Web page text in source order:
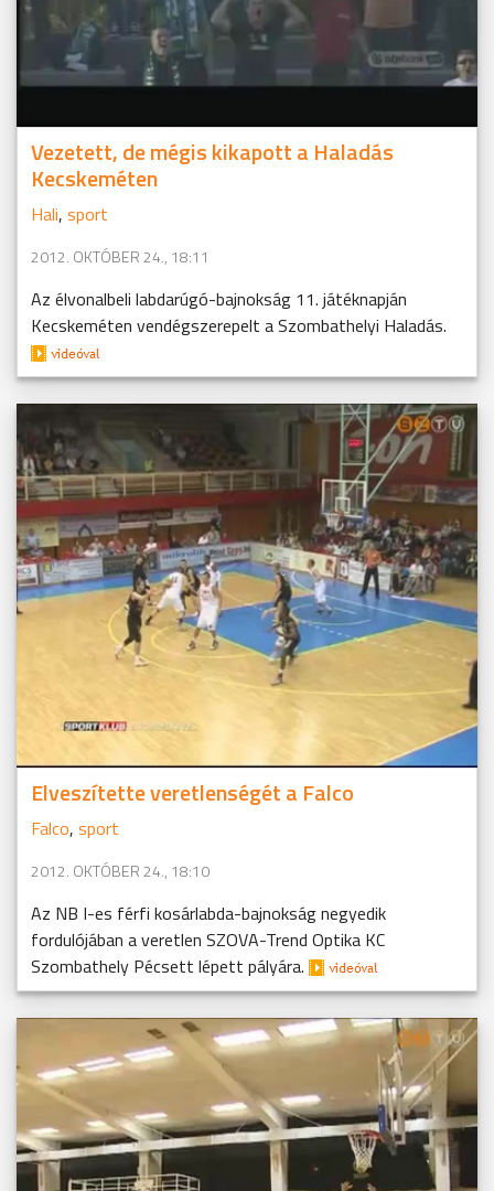
Vezetett, de mégis kikapott a Haladás
Kecskeméten
Hali, sport
2012. OKTÓBER 24., 18:11
Az élvonalbeli labdarúgó-bajnokság 11. játéknapján
Kecskeméten vendégszerepelt a Szombathelyi Haladás.
Elveszítette veretlenségét a Falco
Falco, sport
2012. OKTÓBER 24., 18:10
Az NB I-es férfi kosárlabda-bajnokság negyedik
fordulójában a veretlen SZOVA-Trend Optika KC
Szombathely Pécsett lépett pályára.